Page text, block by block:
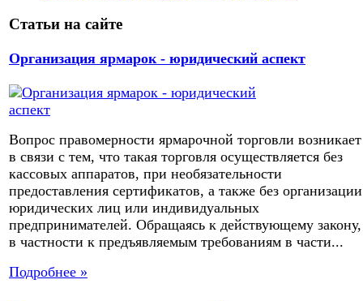
Статьи на сайте
Организация ярмарок - юридический аспект
Вопрос правомерности ярмарочной торговли возникает
в связи с тем, что такая торговля осуществляется без
кассовых аппаратов, при необязательности
предоставления сертификатов, а также без организации
юридических лиц или индивидуальных
предпринимателей. Обращаясь к действующему закону,
в частности к предъявляемым требованиям в части...
Подробнее »